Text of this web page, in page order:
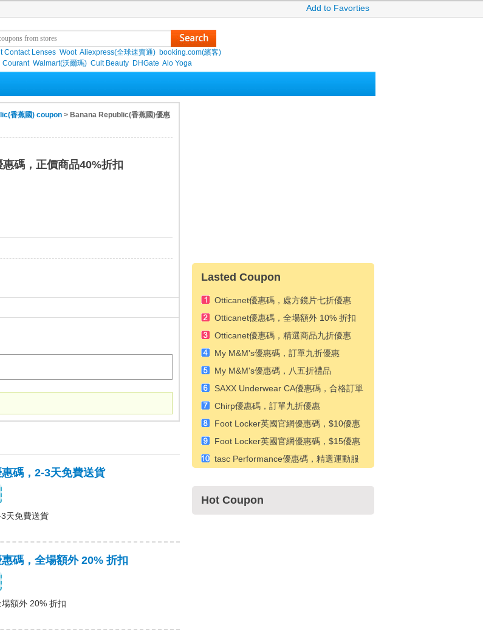
Add to Favorties
Contact Lenses Woot Aliexpress(全球速賣通) booking.com(繽客)
Courant Walmart(沃爾瑪) Cult Beauty DHGate Alo Yoga
香蕉國) coupon > Banana Republic(香蕉國)優惠
碼，正價商品40%折扣
碼，2-3天免費送貨
天免費送貨
碼，全場額外 20% 折扣
額外 20% 折扣
Lasted Coupon
Otticanet優惠碼，處方鏡片七折優惠
Otticanet優惠碼，全場額外 10% 折扣
Otticanet優惠碼，精選商品九折優惠
My M&M's優惠碼，訂單九折優惠
My M&M's優惠碼，八五折禮品
SAXX Underwear CA優惠碼，合格訂單
25% 折扣
Chirp優惠碼，訂單九折優惠
Foot Locker英國官網優惠碼，$10優惠
$100
Foot Locker英國官網優惠碼，$15優惠
$150+
tasc Performance優惠碼，精選運動服
Hot Coupon